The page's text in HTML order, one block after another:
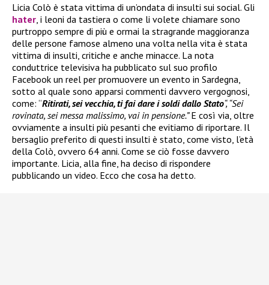
Licia Colò è stata vittima di un’ondata di insulti sui social. Gli
hater , i leoni da tastiera o come li volete chiamare sono
purtroppo sempre di più e ormai la stragrande maggioranza
delle persone famose almeno una volta nella vita è stata
vittima di insulti, critiche e anche minacce. La nota
conduttrice televisiva ha pubblicato sul suo profilo
Facebook un reel per promuovere un evento in Sardegna,
sotto al quale sono apparsi commenti davvero vergognosi,
come: “Ritirati, sei vecchia, ti fai dare i soldi dallo Stato“, “Sei
rovinata, sei messa malissimo, vai in pensione.”E così via, oltre
ovviamente a insulti più pesanti che evitiamo di riportare. Il
bersaglio preferito di questi insulti è stato, come visto, l’età
della Colò, ovvero 64 anni. Come se ciò fosse davvero
importante. Licia, alla fine, ha deciso di rispondere
pubblicando un video. Ecco che cosa ha detto.